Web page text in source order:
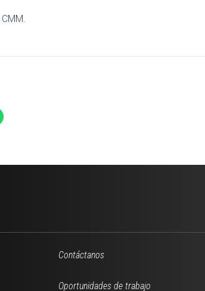
Contáctanos
Oportunidades de trabajo